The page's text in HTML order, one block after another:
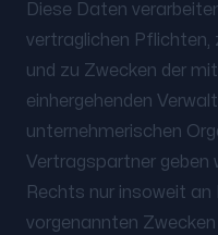
Diese Daten
vertraglichen Pflichten,
und zu Zwecken der
einhergehenden
unternehmerischen
Vertragspartner geben
Rechts nur insoweit an
vorgenannten